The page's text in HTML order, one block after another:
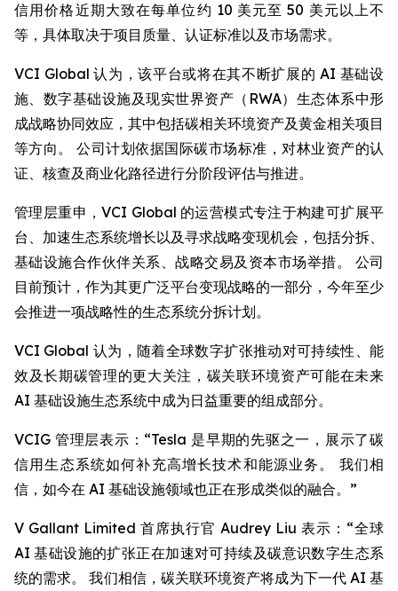
信用价格近期大致在每单位约 10 美元至 50 美元以上不
等，具体取决于项目质量、认证标准以及市场需求。
VCI Global 认为，该平台或将在其不断扩展的 AI 基础设
施、数字基础设施及现实世界资产（RWA）生态体系中形
成战略协同效应，其中包括碳相关环境资产及黄金相关项目
等方向。 公司计划依据国际碳市场标准，对林业资产的认
证、核查及商业化路径进行分阶段评估与推进。
管理层重申，VCI Global 的运营模式专注于构建可扩展平
台、加速生态系统增长以及寻求战略变现机会，包括分拆、
基础设施合作伙伴关系、战略交易及资本市场举措。 公司
目前预计，作为其更广泛平台变现战略的一部分，今年至少
会推进一项战略性的生态系统分拆计划。
VCI Global 认为，随着全球数字扩张推动对可持续性、能
效及长期碳管理的更大关注，碳关联环境资产可能在未来
AI 基础设施生态系统中成为日益重要的组成部分。
VCIG 管理层表示：“Tesla 是早期的先驱之一，展示了碳
信用生态系统如何补充高增长技术和能源业务。 我们相
信，如今在 AI 基础设施领域也正在形成类似的融合。”
V Gallant Limited 首席执行官 Audrey Liu 表示：“全球
AI 基础设施的扩张正在加速对可持续及碳意识数字生态系
统的需求。 我们相信，碳关联环境资产将成为下一代 AI 基